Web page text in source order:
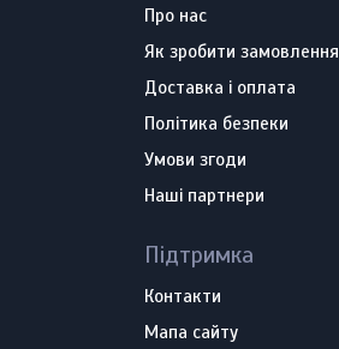
Про нас
Як зробити замовлення
Доставка і оплата
Політика безпеки
Умови згоди
Наші партнери
Підтримка
Контакти
Мапа сайту